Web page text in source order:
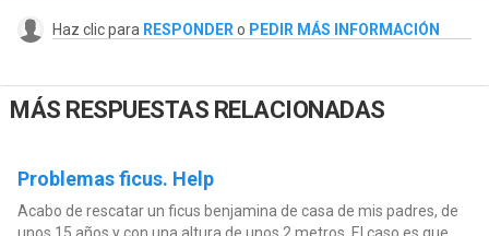
Haz clic para RESPONDER o PEDIR MÁS INFORMACIÓN
MÁS RESPUESTAS RELACIONADAS
Problemas ficus. Help
Acabo de rescatar un ficus benjamina de casa de mis padres, de